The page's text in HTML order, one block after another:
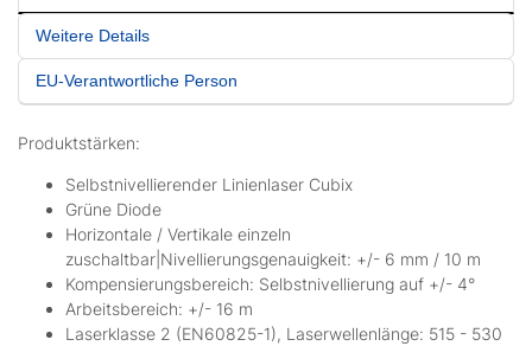
Weitere Details
EU-Verantwortliche Person
Produktstärken:
Selbstnivellierender Linienlaser Cubix
Grüne Diode
Horizontale / Vertikale einzeln
zuschaltbar|Nivellierungsgenauigkeit: +/- 6 mm / 10 m
Kompensierungsbereich: Selbstnivellierung auf +/- 4°
Arbeitsbereich: +/- 16 m
Laserklasse 2 (EN60825-1), Laserwellenlänge: 515 - 530